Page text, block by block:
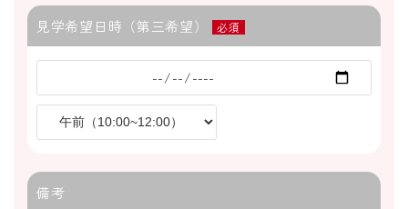
見学希望日時（第三希望） 必須
備考